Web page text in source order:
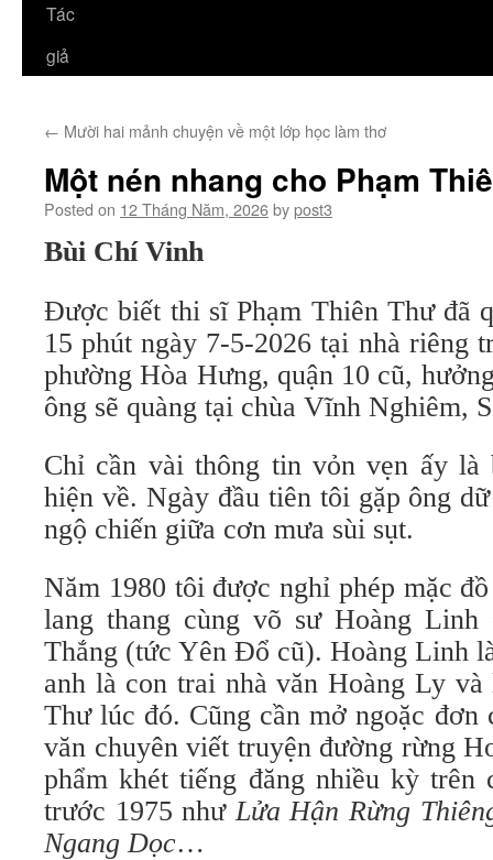
Tác
giả
← Mười hai mảnh chuyện về một lớp học làm thơ
Một nén nhang cho Phạm
Posted on 12 Tháng Năm, 2026bypost3
Bùi Chí Vinh
Được biết thi sĩ Phạm Thiên Thư đã
15 phút ngày 7-5-2026 tại nhà riêng
phường Hòa Hưng, quận 10 cũ,
ông sẽ quàng tại chùa Vĩnh Nghiêm,
Chỉ cần vài thông tin vỏn vẹn ấy là
hiện về. Ngày đầu tiên tôi gặp ông
ngộ chiến giữa cơn mưa sùi sụt.
Năm 1980 tôi được nghỉ phép mặc
lang thang cùng võ sư Hoàng
Thắng (tức Yên Đổ cũ). Hoàng Linh
anh là con trai nhà văn Hoàng Ly
Thư lúc đó. Cũng cần mở ngoặc đơn
văn chuyên viết truyện đường rừng
phẩm khét tiếng đăng nhiều kỳ trên
trước 1975 nhưLửa Hận Rừng
Ngang Dọc…